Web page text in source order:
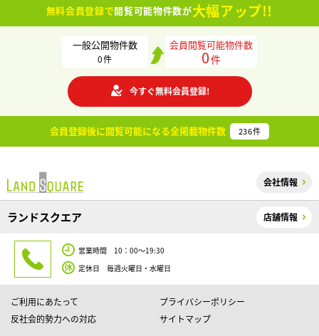
無料会員登録で閲覧可能物件数が大幅アップ!!
一般公開物件数
0件
会員閲覧可能物件数
0件
今すぐ無料会員登録!
会員登録後に閲覧可能になる全掲載物件数 236件
会社情報
ランドスクエア 店舗情報
営業時間 10：00～19:30
定休日 毎週火曜日・水曜日
ご利用にあたって
プライバシーポリシー
反社会的勢力への対応
サイトマップ